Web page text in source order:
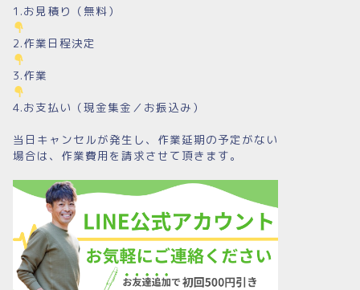
1.お見積り（無料）
2.作業日程決定
3.作業
4.お支払い（現金集金／お振込み）
当日キャンセルが発生し、作業延期の予定がない
場合は、作業費用を請求させて頂きます。